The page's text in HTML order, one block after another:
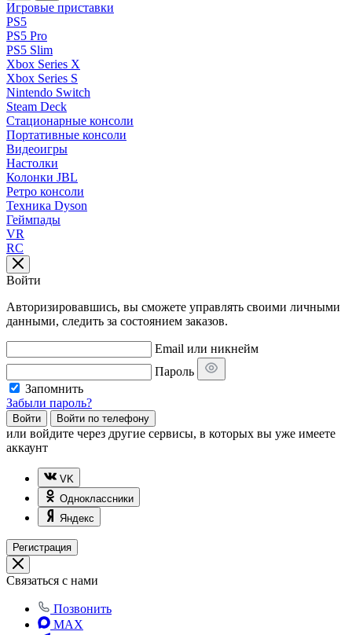
Игровые приставки
PS5
PS5 Pro
PS5 Slim
Xbox Series X
Xbox Series S
Nintendo Switch
Steam Deck
Стационарные консоли
Портативные консоли
Видеоигры
Настолки
Колонки JBL
Ретро консоли
Техника Dyson
Геймпады
VR
RC
Войти
Авторизировавшись, вы сможете управлять своими личными
данными, следить за состоянием заказов.
Email или никнейм
Пароль
Запомнить
Забыли пароль?
Войти Войти по телефону
или войдите через другие сервисы, в которых вы уже имеете
аккаунт
VK
Одноклассники
Яндекс
Регистрация
Связаться с нами
Позвонить
MAX